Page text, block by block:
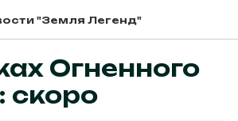
"Земля Легенд"
Огненного
скоро